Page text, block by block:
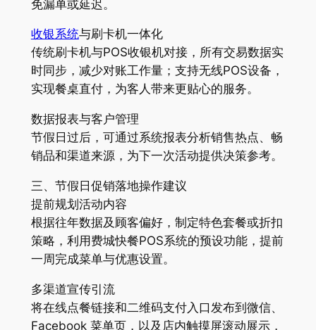
免漏单或延迟。
收银系统与刷卡机一体化
传统刷卡机与POS收银机对接，所有交易数据实
时同步，减少对账工作量；支持无线POS设备，
实现餐桌直付，为客人带来更贴心的服务。
数据报表与客户管理
节假日过后，可通过系统报表分析销售热点、畅
销品和渠道来源，为下一次活动提供决策参考。
三、节假日促销落地操作建议
提前规划活动内容
根据往年数据及顾客偏好，制定特色套餐或折扣
策略，利用费城快餐POS系统的预设功能，提前
一周完成菜单与优惠设置。
多渠道宣传引流
将在线点餐链接和二维码支付入口发布到微信、
Facebook 菜单页，以及店内触摸屏滚动展示，